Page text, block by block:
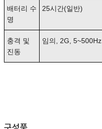
배터리 수
명
25시간(일반)
충격 및
진동
임의, 2G, 5~500Hz